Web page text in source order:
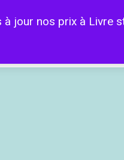
à jour nos prix à Livre